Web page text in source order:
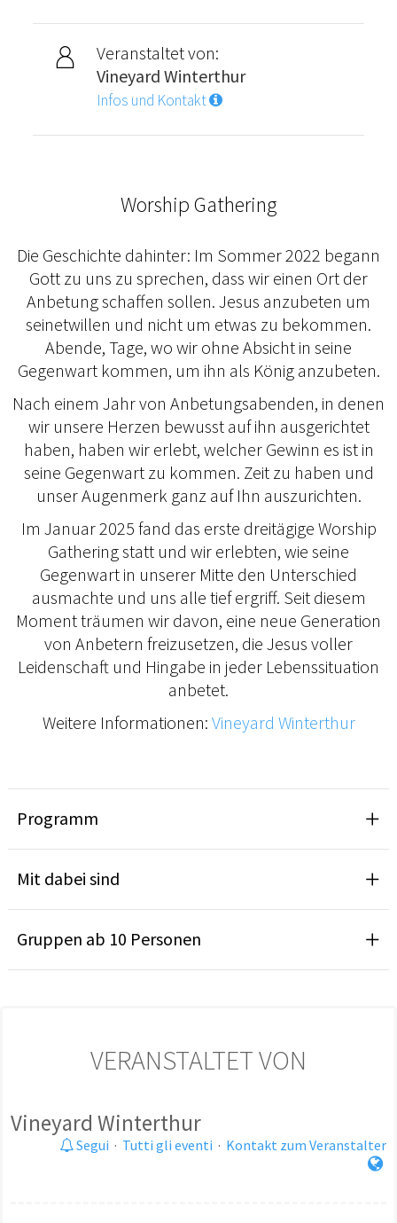
Veranstaltet von:
Vineyard Winterthur
Infos und Kontakt
Worship Gathering
Die Geschichte dahinter: Im Sommer 2022 begann
Gott zu uns zu sprechen, dass wir einen Ort der
Anbetung schaffen sollen. Jesus anzubeten um
seinetwillen und nicht um etwas zu bekommen.
Abende, Tage, wo wir ohne Absicht in seine
Gegenwart kommen, um ihn als König anzubeten.
Nach einem Jahr von Anbetungsabenden, in denen
wir unsere Herzen bewusst auf ihn ausgerichtet
haben, haben wir erlebt, welcher Gewinn es ist in
seine Gegenwart zu kommen. Zeit zu haben und
unser Augenmerk ganz auf Ihn auszurichten.
Im Januar 2025 fand das erste dreitägige Worship
Gathering statt und wir erlebten, wie seine
Gegenwart in unserer Mitte den Unterschied
ausmachte und uns alle tief ergriff. Seit diesem
Moment träumen wir davon, eine neue Generation
von Anbetern freizusetzen, die Jesus voller
Leidenschaft und Hingabe in jeder Lebenssituation
anbetet.
Weitere Informationen: Vineyard Winterthur
Programm
Mit dabei sind
Gruppen ab 10 Personen
VERANSTALTET VON
Vineyard Winterthur
Segui · Tutti gli eventi · Kontakt zum Veranstalter